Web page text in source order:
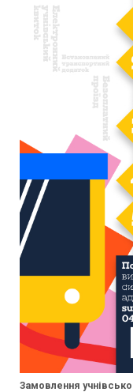
Замовлення